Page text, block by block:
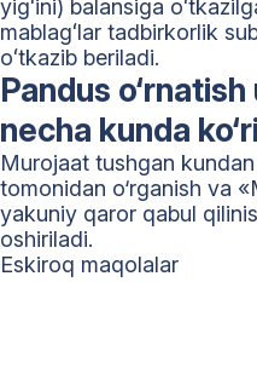
yigʻini) balansiga
mablagʻlar tadbirkorlik
oʻtkazib beriladi.
Pandus
necha kunda
Murojaat tushgan
tomonidan o‘rganish va
yakuniy qaror qabul
oshiriladi.
Maqolalar
Eskiroq maqolalar